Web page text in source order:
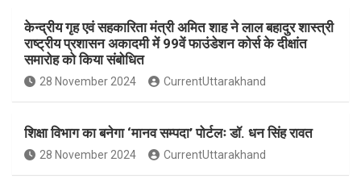
केन्द्रीय गृह एवं सहकारिता मंत्री अमित शाह ने लाल बहादुर शास्त्री
राष्ट्रीय प्रशासन अकादमी में 99वें फाउंडेशन कोर्स के दीक्षांत
समारोह को किया संबोधित
28 November 2024 CurrentUttarakhand
शिक्षा विभाग का बनेगा ‘मानव सम्पदा’ पोर्टलः डॉ. धन सिंह रावत
28 November 2024 CurrentUttarakhand